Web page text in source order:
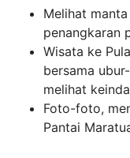
Melihat
penangkaran
Wisata ke
bersama
melihat
Foto-foto,
Pantai